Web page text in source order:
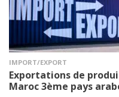
IMPORT/EXPORT
Exportations de
Maroc 3ème pays